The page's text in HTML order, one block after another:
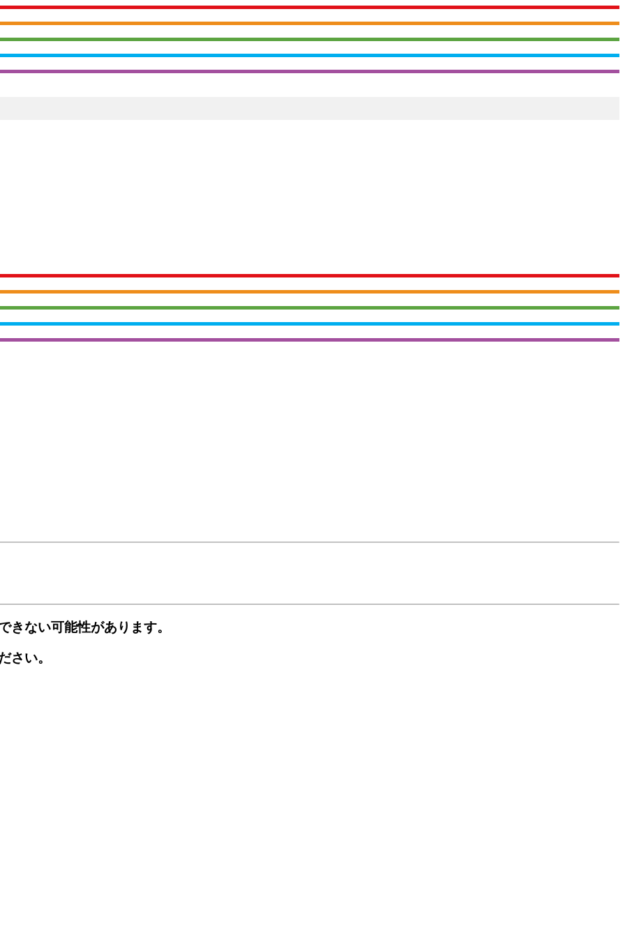
きない可能性があります。
さい。